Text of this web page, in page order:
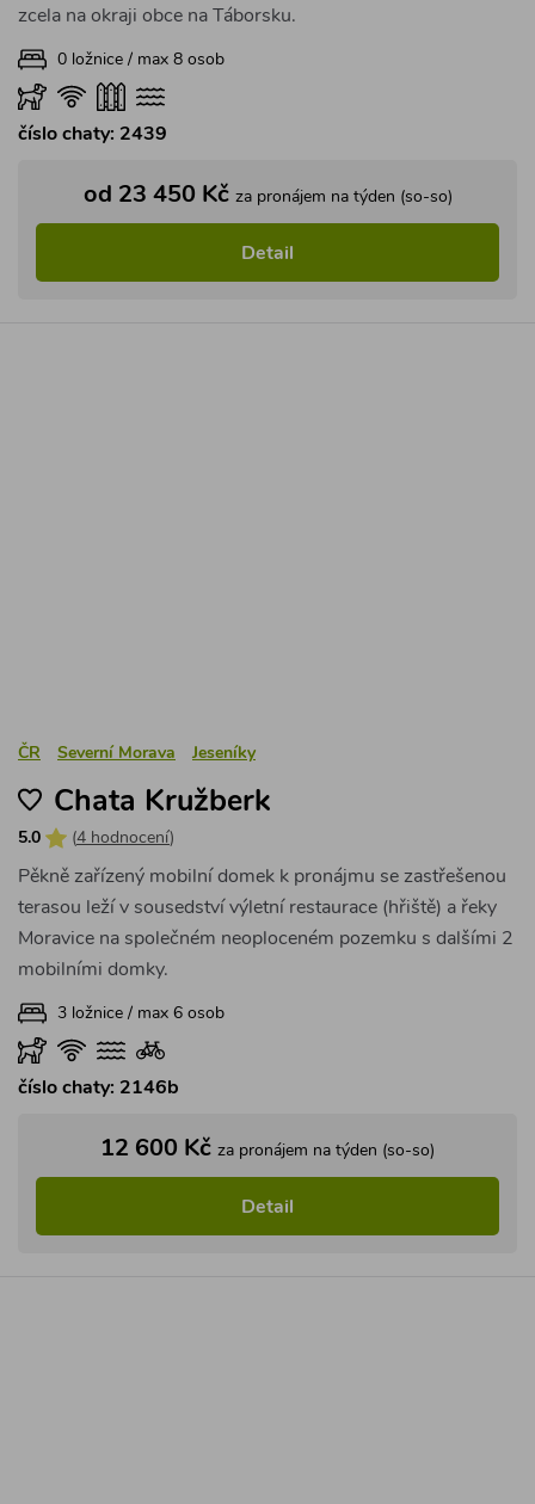
zcela na okraji obce na Táborsku.
0 ložnice / max 8 osob
číslo chaty: 2439
od 23 450 Kč za pronájem na týden (so-so)
Detail
ČR Severní Morava Jeseníky
Chata Kružberk
5.0 (4 hodnocení)
Pěkně zařízený mobilní domek k pronájmu se zastřešenou
terasou leží v sousedství výletní restaurace (hřiště) a řeky
Moravice na společném neoploceném pozemku s dalšími 2
mobilními domky.
3 ložnice / max 6 osob
číslo chaty: 2146b
12 600 Kč za pronájem na týden (so-so)
Detail